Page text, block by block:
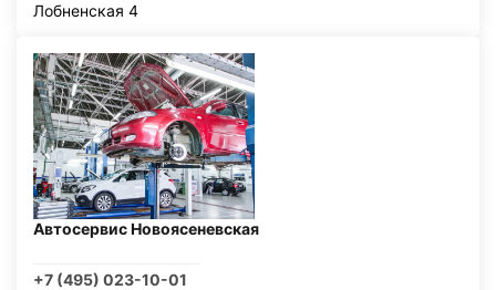
Лобненская 4
Автосервис Новоясеневская
+7 (495) 023-10-01